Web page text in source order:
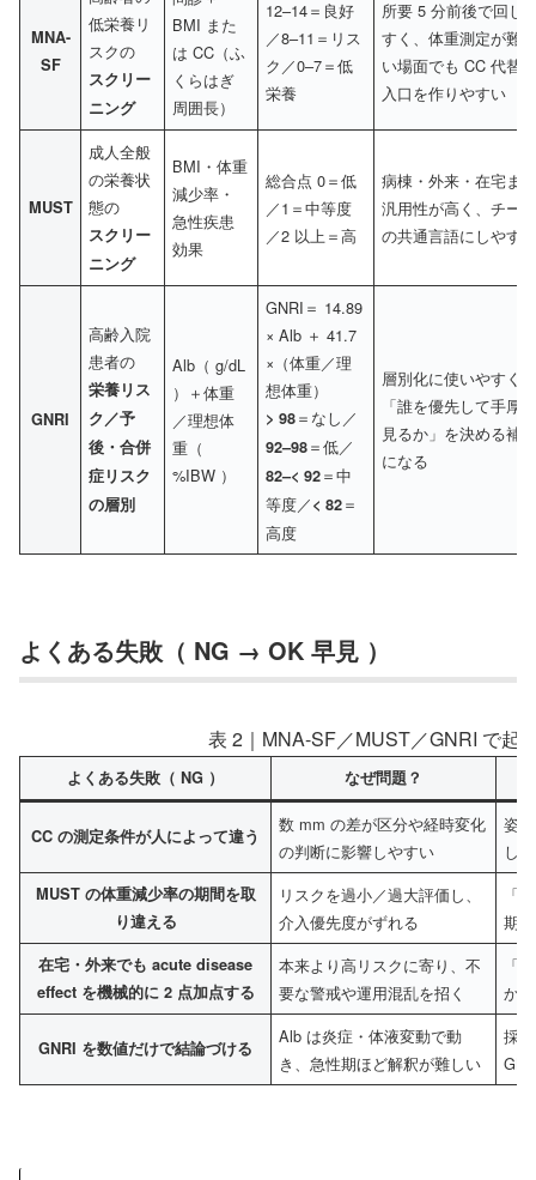
MNA-
SF
低栄養リ
スクの
スクリー
ニング
BMI また
は CC（ふ
くらはぎ
周囲長）
12–14＝良好
／8–11＝リス
ク／0–7＝低
栄養
所要 5 分前後で回し
すく、体重測定が難
い場面でも CC 代替
入口を作りやすい
MUST
成人全般
の栄養状
態の
スクリー
ニング
BMI・体重
減少率・
急性疾患
効果
総合点 0＝低
／1＝中等度
／2 以上＝高
病棟・外来・在宅ま
汎用性が高く、チー
の共通言語にしやす
GNRI
高齢入院
患者の
栄養リス
ク／予
後・合併
症リスク
の層別
Alb（ g/dL
）＋体重
／理想体
重（
%IBW ）
GNRI＝ 14.89
× Alb ＋ 41.7
×（体重／理
想体重）
> 98＝なし／
92–98＝低／
82–< 92＝中
等度／< 82＝
高度
層別化に使いやすく
「誰を優先して手厚
見るか」を決める補
になる
よくある失敗（ NG → OK 早見 ）
表 2｜MNA-SF／MUST／GNRI で起
よくある失敗（ NG ） なぜ問題？
CC の測定条件が人によって違う
数 mm の差が区分や経時変化
の判断に影響しやすい
姿
し
MUST の体重減少率の期間を取
り違える
リスクを過小／過大評価し、
介入優先度がずれる
「
期
在宅・外来でも acute disease
effect を機械的に 2 点加点する
本来より高リスクに寄り、不
要な警戒や運用混乱を招く
「
か
GNRI を数値だけで結論づける
Alb は炎症・体液変動で動
き、急性期ほど解釈が難しい
採